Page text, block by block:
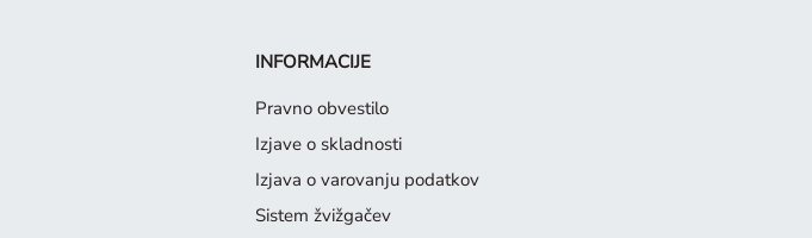
INFORMACIJE
Pravno obvestilo
Izjave o skladnosti
Izjava o varovanju podatkov
Sistem žvižgačev